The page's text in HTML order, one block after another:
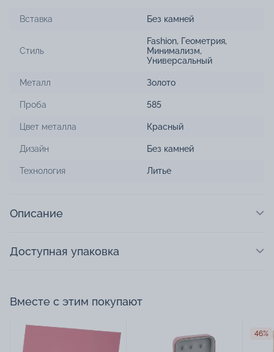
Вставка Без камней
Стиль
Fashion, Геометрия,
Минимализм,
Универсальный
Металл Золото
Проба 585
Цвет металла Красный
Дизайн Без камней
Технология Литье
Описание
Доступная упаковка
Вместе с этим покупают
46%